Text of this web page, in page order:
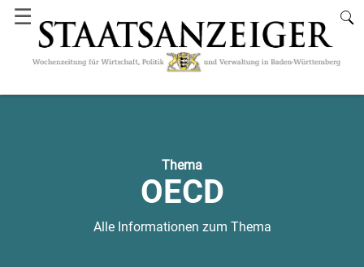
☰
Thema
OECD
Alle Informationen zum Thema